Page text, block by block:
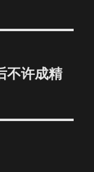
不许成精